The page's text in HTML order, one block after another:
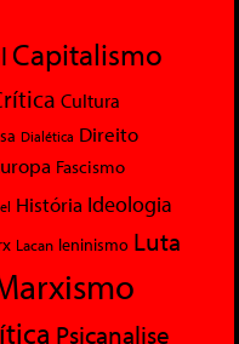
Capitalismo
Cultura
Dialética Direito
Fascismo
História Ideologia
Lacan leninismo Luta
Psicanalise